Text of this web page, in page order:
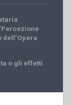
o gli effetti